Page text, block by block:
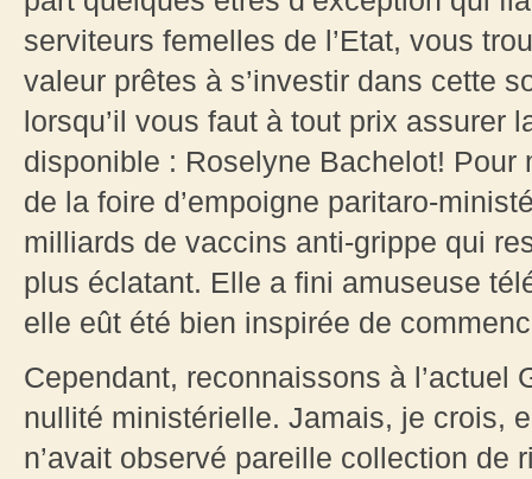
serviteurs femelles de l’Etat, vous
valeur prêtes à s’investir dans cette
lorsqu’il vous faut à tout prix assurer
disponible : Roselyne Bachelot! Pour
de la foire d’empoigne paritaro-
milliards de vaccins anti-grippe qui
plus éclatant. Elle a fini amuseuse
elle eût été bien inspirée de
Cependant, reconnaissons à l’actuel
nullité ministérielle. Jamais, je crois,
n’avait observé pareille collection de